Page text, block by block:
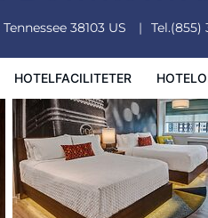
Tennessee 38103 US Tel.(855)
HOTELFACILITETER